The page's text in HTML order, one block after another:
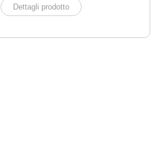
Dettagli prodotto